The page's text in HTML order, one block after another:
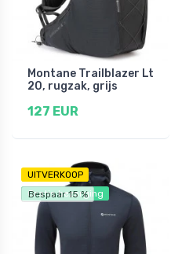
Montane Trailblazer Lt
20, rugzak, grijs
127 EUR
UITVERKOOP
Gratis bezorging
Bespaar 15 %